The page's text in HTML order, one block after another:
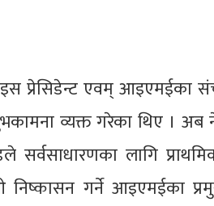
प्रेसिडेन्ट एवम्
व्यक्त गरेका थिए ।
सर्वसाधारणका लागि
गर्ने आइएमईका